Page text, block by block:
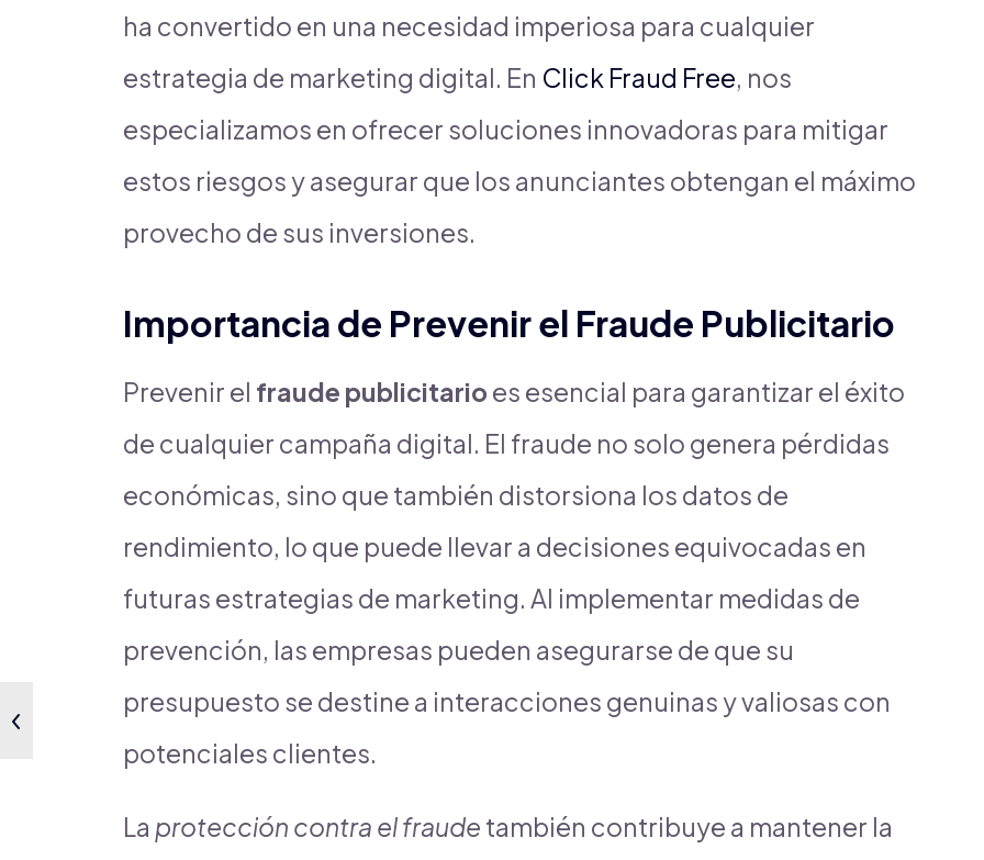
ha convertido en una necesidad imperiosa para cualquier
estrategia de marketing digital. En Click Fraud Free, nos
especializamos en ofrecer soluciones innovadoras para mitigar
estos riesgos y asegurar que los anunciantes obtengan el máximo
provecho de sus inversiones.
Importancia de Prevenir el Fraude Publicitario
Prevenir el fraude publicitario es esencial para garantizar el éxito
de cualquier campaña digital. El fraude no solo genera pérdidas
económicas, sino que también distorsiona los datos de
rendimiento, lo que puede llevar a decisiones equivocadas en
futuras estrategias de marketing. Al implementar medidas de
prevención, las empresas pueden asegurarse de que su
presupuesto se destine a interacciones genuinas y valiosas con
potenciales clientes.
La protección contra el fraude también contribuye a mantener la